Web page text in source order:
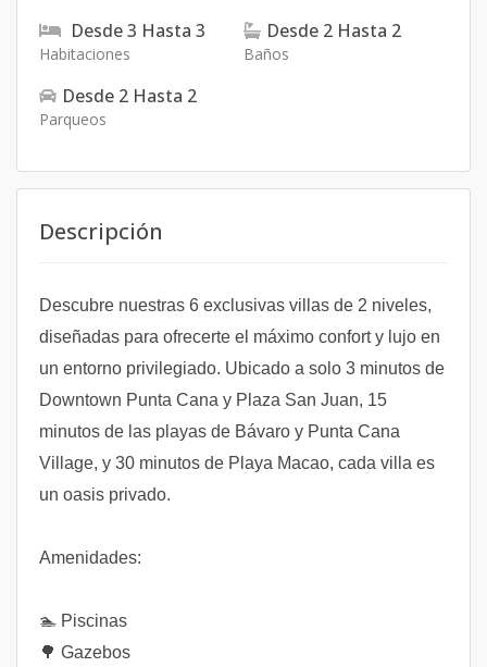
Desde3 Hasta 3
Habitaciones
Desde 2 Hasta 2
Baños
Desde 2 Hasta 2
Parqueos
Descripción
Descubre nuestras 6 exclusivas villas de 2 niveles,
diseñadas para ofrecerte el máximo confort y lujo en
un entorno privilegiado. Ubicado a solo 3 minutos de
Downtown Punta Cana y Plaza San Juan, 15
minutos de las playas de Bávaro y Punta Cana
Village, y 30 minutos de Playa Macao, cada villa es
un oasis privado.
Amenidades:
🏊 Piscinas
🌳 Gazebos